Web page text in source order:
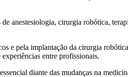
anestesiologia, cirurgia robótica,
e pela implantação da cirurgia
entre profissionais.
diante das mudanças na